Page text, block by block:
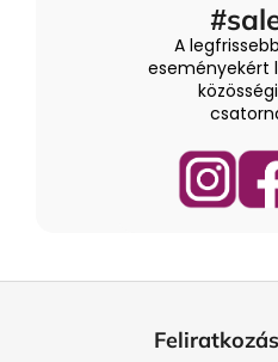
A
eseményekért